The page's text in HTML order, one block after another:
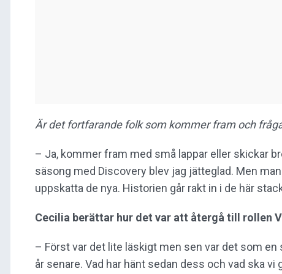
Är det fortfarande folk som kommer fram och
– Ja, kommer fram med små lappar eller skickar
säsong med Discovery blev jag jätteglad. Men
uppskatta de nya. Historien går rakt in i de här
Cecilia berättar hur det var att återgå till rollen
– Först var det lite läskigt men sen var det som
år senare. Vad har hänt sedan dess och vad ska